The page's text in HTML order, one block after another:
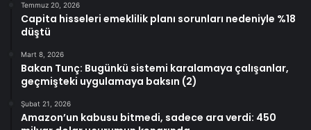
Temmuz 20, 2026
Capita hisseleri emeklilik planı sorunları nedeniyle %18
düştü
Mart 8, 2026
Bakan Tunç: Bugünkü sistemi karalamaya çalışanlar,
geçmişteki uygulamaya baksın (2)
Şubat 21, 2026
Amazon’un kabusu bitmedi, sadece ara verdi: 450